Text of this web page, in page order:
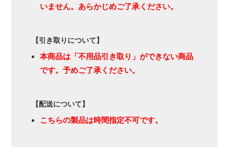
いません。あらかじめご了承ください。
【引き取りについて】
本商品は「不用品引き取り」ができない商品
です。予めご了承ください。
【配送について】
こちらの製品は時間指定不可です。